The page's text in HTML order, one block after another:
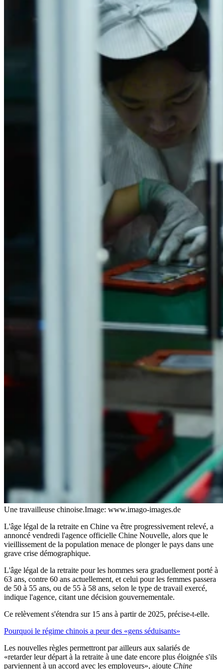
Une travailleuse chinoise.Image: www.imago-images.de
L'âge légal de la retraite en Chine va être progressivement relevé, a
annoncé vendredi l'agence officielle Chine Nouvelle, alors que le
vieillissement de la population menace de plonger le pays dans une
grave crise démographique.
L'âge légal de la retraite pour les hommes sera graduellement porté à
63 ans, contre 60 ans actuellement, et celui pour les femmes passera
de 50 à 55 ans, ou de 55 à 58 ans, selon le type de travail exercé,
indique l'agence, citant une décision gouvernementale.
Ce relèvement s'étendra sur 15 ans à partir de 2025, précise-t-elle.
Pourquoi le régime chinois a peur des «gens séduisants»
Les nouvelles règles permettront par ailleurs aux salariés de
«retarder leur départ à la retraite à une date encore plus éloignée s'ils
parviennent à un accord avec les employeurs», ajoute Chine